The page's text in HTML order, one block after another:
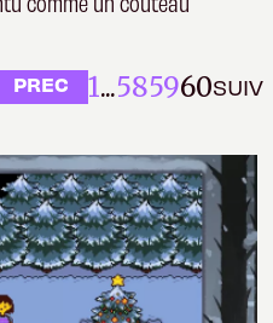
PREC 1...585960SUIV